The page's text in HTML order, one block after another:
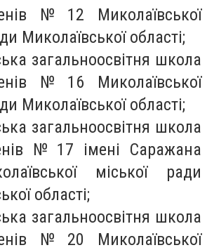
№ 12 Миколаївської
Миколаївської області;
загальноосвітня школа
№ 16 Миколаївської
Миколаївської області;
загальноосвітня школа
№ 17 імені Саражана
міської ради
області;
загальноосвітня школа
№ 20 Миколаївської